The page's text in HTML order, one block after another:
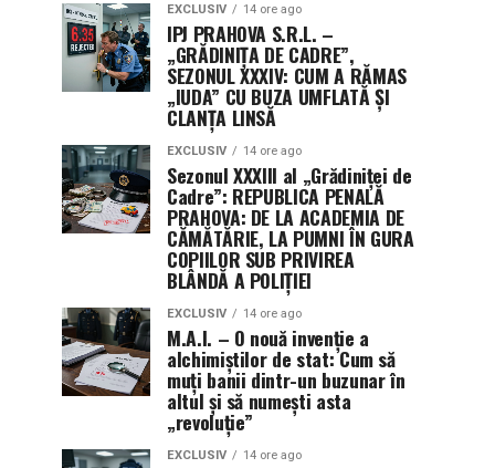
EXCLUSIV 14 ore ago
IPJ PRAHOVA S.R.L. –
„GRĂDINIȚA DE CADRE”,
SEZONUL XXXIV: CUM A RĂMAS
„IUDA” CU BUZA UMFLATĂ ȘI
CLANȚA LINSĂ
EXCLUSIV 14 ore ago
Sezonul XXXIII al „Grădiniței de
Cadre”: REPUBLICA PENALĂ
PRAHOVA: DE LA ACADEMIA DE
CĂMĂTĂRIE, LA PUMNI ÎN GURA
COPIILOR SUB PRIVIREA
BLÂNDĂ A POLIȚIEI
EXCLUSIV 14 ore ago
M.A.I. – O nouă invenție a
alchimiștilor de stat: Cum să
muți banii dintr-un buzunar în
altul și să numești asta
„revoluție”
EXCLUSIV 14 ore ago